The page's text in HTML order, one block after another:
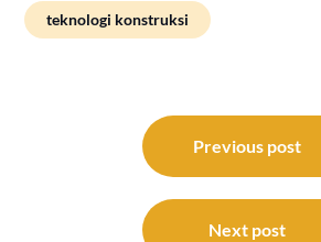
teknologi konstruksi
navigation
Previous post
Next post